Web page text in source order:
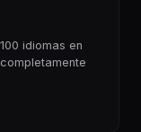
idiomas en